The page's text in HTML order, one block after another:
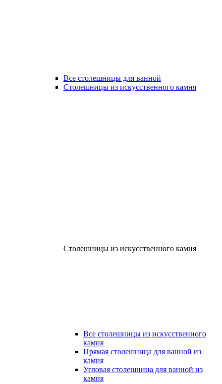
Все столешницы для ванной
Столешницы из искусственного камня
Столешницы из искусственного камня
Все столешницы из искусственного
камня
Прямая столешница для ванной из
камня
Угловая столешница для ванной из
камня